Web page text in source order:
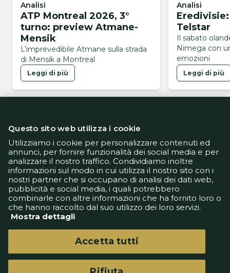
Analisi
ATP Montreal 2026, 3°
turno: preview Atmane-
Mensik
L’imprevedibile Atmane sulla strada
di Mensik a Montreal
Leggi di più
Analisi
Telstar
Il sabato
Nimega con
emozioni
Leggi di più
Informativa Privacy
Informativa Cookie
Tech App
Gestione preferenze
support@goldbetlive.it
Questo sito web utilizza i cookie
Utilizziamo i cookie per personalizzare contenuti ed
annunci, per fornire funzionalità dei social media e per
analizzare il nostro traffico. Condividiamo inoltre
informazioni sul modo in cui utilizza il nostro sito con i
nostri partner che si occupano di analisi dei dati web,
pubblicità e social media, i quali potrebbero
combinarle con altre informazioni che ha fornito loro o
che hanno raccolto dal suo utilizzo dei loro servizi.
Mostra dettagli
Accetta tutti